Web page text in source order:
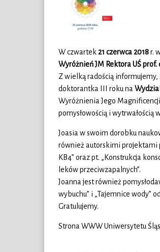
W czwartek 21 czerwca 2018r.
Wyróżnień JM Rektora UŚ
Z wielką radością
doktorantka III roku na
Wyróżnienia Jego
pomysłowością i wytrwałością
Joasia w swoim dorobku
również autorskimi projektami
KB4” oraz pt. „Konstrukcja
leków przeciwzapalnych”.
Joanna jest również
wybuchu” i „Tajemnice wody”
Gratulujemy.
Strona WWW Uniwersytetu